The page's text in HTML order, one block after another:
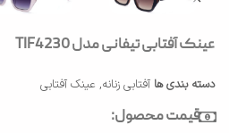
عینک آفتابی تیفانی مدل TIF4230
دسته بندی ها آفتابی زنانه, عینک آفتابی
قیمت محصول: